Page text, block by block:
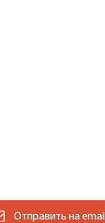
Отправить на